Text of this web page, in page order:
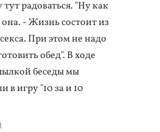
радоваться. "Ну как
- Жизнь состоит из
При этом не надо
обед". В ходе
беседы мы
в игру "10 за и 10